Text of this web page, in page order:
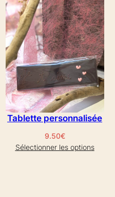
Tablette personnalisée
9.50€
Sélectionner les options